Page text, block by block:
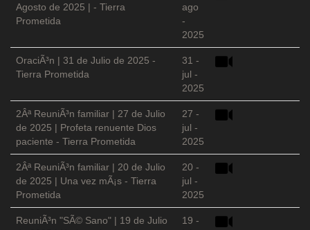
Agosto de 2025 | - Tierra
Prometida
ago
-
2025
OraciÃ³n | 31 de Julio de 2025 -
Tierra Prometida
31 -
jul -
2025
2Âª ReuniÃ³n familiar | 27 de Julio
de 2025 | Profeta renuente Dios
paciente - Tierra Prometida
27 -
jul -
2025
2Âª ReuniÃ³n familiar | 20 de Julio
de 2025 | Una vez mÃ¡s - Tierra
Prometida
20 -
jul -
2025
ReuniÃ³n "SÃ© Sano" | 19 de Julio
19 -